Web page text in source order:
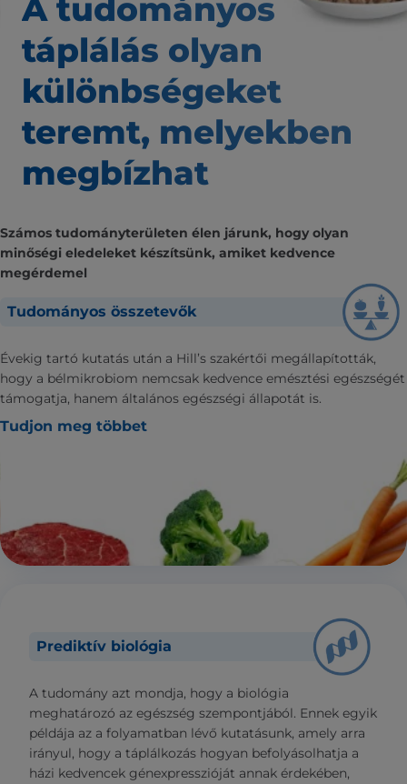
A tudományos
táplálás olyan
különbségeket
teremt, melyekben
megbízhat
Számos tudományterületen élen járunk, hogy olyan
minőségi eledeleket készítsünk, amiket kedvence
megérdemel
Tudományos összetevők
Évekig tartó kutatás után a Hill’s szakértői megállapították,
hogy a bélmikrobiom nemcsak kedvence emésztési egészségét
támogatja, hanem általános egészségi állapotát is.
Tudjon meg többet
Prediktív biológia
A tudomány azt mondja, hogy a biológia
meghatározó az egészség szempontjából. Ennek egyik
példája az a folyamatban lévő kutatásunk, amely arra
irányul, hogy a táplálkozás hogyan befolyásolhatja a
házi kedvencek génexpresszióját annak érdekében,